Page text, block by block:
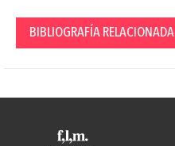
BIBLIOGRAFÍA RELACIONADA